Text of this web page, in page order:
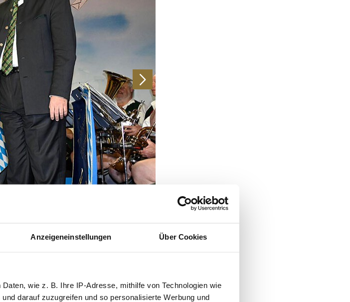
Anzeigeneinstellungen Über Cookies
wie z. B. Ihre IP-Adresse, mithilfe von Technologien wie
darauf zuzugreifen und so personalisierte Werbung und
Advertisement